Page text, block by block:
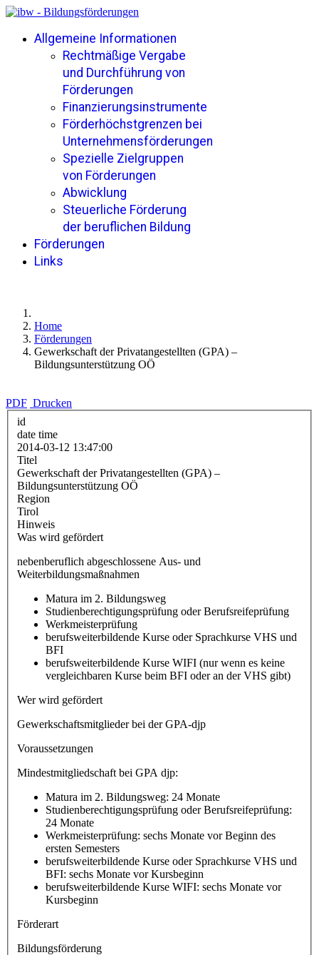
Allgemeine Informationen
Rechtmäßige Vergabe
und Durchführung von
Förderungen
Finanzierungsinstrumente
Förderhöchstgrenzen bei
Unternehmensförderungen
Spezielle Zielgruppen
von Förderungen
Abwicklung
Steuerliche Förderung
der beruflichen Bildung
Förderungen
Links
Home
Förderungen
Gewerkschaft der Privatangestellten (GPA) –
Bildungsunterstützung OÖ
PDF Drucken
id
date time
2014-03-12 13:47:00
Titel
Gewerkschaft der Privatangestellten (GPA) –
Bildungsunterstützung OÖ
Region
Tirol
Hinweis
Was wird gefördert
nebenberuflich abgeschlossene Aus- und
Weiterbildungsmaßnahmen
Matura im 2. Bildungsweg
Studienberechtigungsprüfung oder Berufsreifeprüfung
Werkmeisterprüfung
berufsweiterbildende Kurse oder Sprachkurse VHS und
BFI
berufsweiterbildende Kurse WIFI (nur wenn es keine
vergleichbaren Kurse beim BFI oder an der VHS gibt)
Wer wird gefördert
Gewerkschaftsmitglieder bei der GPA-djp
Voraussetzungen
Mindestmitgliedschaft bei GPA djp:
Matura im 2. Bildungsweg: 24 Monate
Studienberechtigungsprüfung oder Berufsreifeprüfung:
24 Monate
Werkmeisterprüfung: sechs Monate vor Beginn des
ersten Semesters
berufsweiterbildende Kurse oder Sprachkurse VHS und
BFI: sechs Monate vor Kursbeginn
berufsweiterbildende Kurse WIFI: sechs Monate vor
Kursbeginn
Förderart
Bildungsförderung